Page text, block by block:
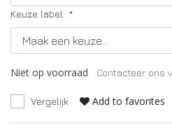
Keuze label: *
Niet op voorraad Contacteer ons
Vergelijk Add to favorites